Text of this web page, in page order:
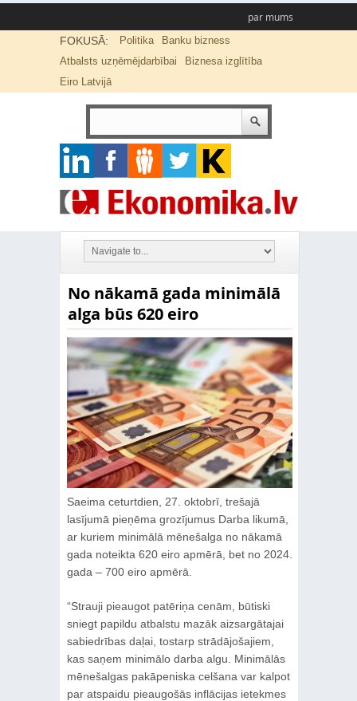
par mums
FOKUSĀ: Politika
Banku bizness
Atbalsts uzņēmējdarbībai
Biznesa izglītība
Eiro Latvijā
No nākamā gada minimālā
alga būs 620 eiro
Saeima ceturtdien, 27. oktobrī, trešajā
lasījumā pieņēma grozījumus Darba likumā,
ar kuriem minimālā mēnešalga no nākamā
gada noteikta 620 eiro apmērā, bet no 2024.
gada – 700 eiro apmērā.
“Strauji pieaugot patēriņa cenām, būtiski
sniegt papildu atbalstu mazāk aizsargātajai
sabiedrības daļai, tostarp strādājošajiem,
kas saņem minimālo darba algu. Minimālās
mēnešalgas pakāpeniska celšana var kalpot
par atspaidu pieaugošās inflācijas ietekmes